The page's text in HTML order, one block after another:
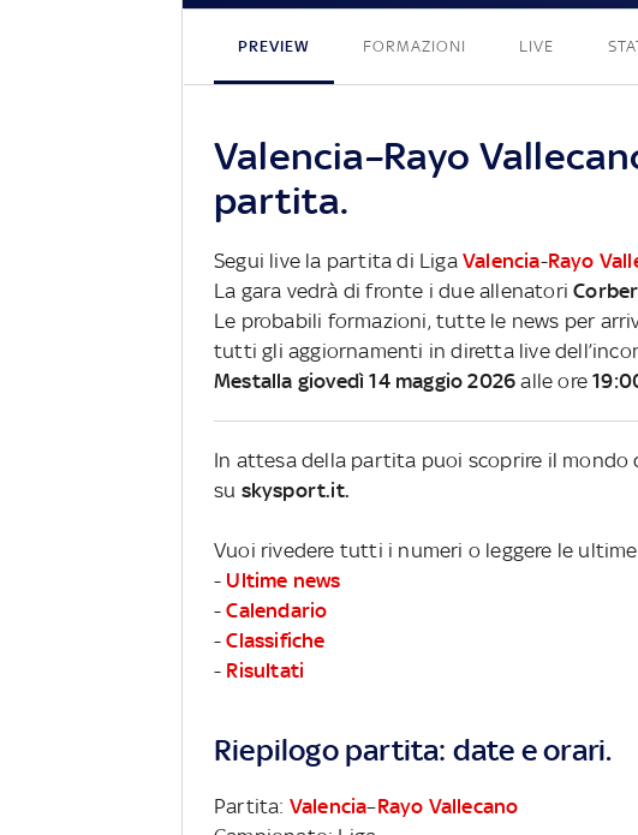
PREVIEW FORMAZIONI LIVE
Valencia–Rayo
partita.
Segui live la partita di Liga Valencia-Rayo
La gara vedrà di fronte i due allenatori
Le probabili formazioni, tutte le news per
tutti gli aggiornamenti in diretta live
Mestalla giovedì 14 maggio 2026 alle ore
In attesa della partita puoi scoprire il mondo
su skysport.it.
Vuoi rivedere tutti i numeri o leggere le
- Ultime news
-Calendario
-Classifiche
- Risultati
Riepilogo partita: date e orari.
Partita: Valencia–Rayo Vallecano